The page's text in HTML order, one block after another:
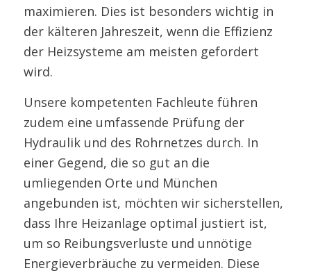
maximieren. Dies ist besonders wichtig in
der kälteren Jahreszeit, wenn die Effizienz
der Heizsysteme am meisten gefordert
wird.
Unsere kompetenten Fachleute führen
zudem eine umfassende Prüfung der
Hydraulik und des Rohrnetzes durch. In
einer Gegend, die so gut an die
umliegenden Orte und München
angebunden ist, möchten wir sicherstellen,
dass Ihre Heizanlage optimal justiert ist,
um so Reibungsverluste und unnötige
Energieverbräuche zu vermeiden. Diese